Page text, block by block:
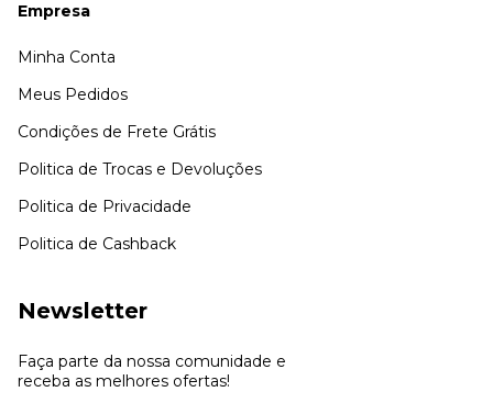
Empresa
Minha Conta
Meus Pedidos
Condições de Frete Grátis
Politica de Trocas e Devoluções
Politica de Privacidade
Politica de Cashback
Newsletter
Faça parte da nossa comunidade e
receba as melhores ofertas!